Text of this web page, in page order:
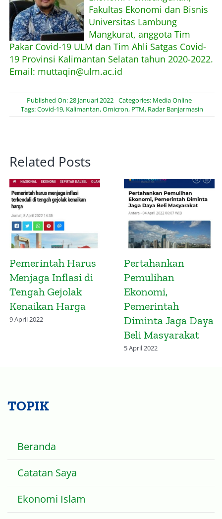
Fakultas Ekonomi dan Bisnis
Universitas Lambung
Mangkurat, anggota Tim
Pakar Covid-19 ULM dan Tim Ahli Satgas Covid-
19 Provinsi Kalimantan Selatan tahun 2020-2022.
Email: muttaqin@ulm.ac.id
Published On: 28 Januari 2022 Categories: Media Online
Tags:Covid-19, Kalimantan,Omicron, PTM, Radar Banjarmasin
Related Posts
Presidensi G20
Indonesia
Diharapkan Atasi
Ketimpangan
Vaksinasi Global
Pemerintah Wajib
Efisiensi Belanja
Negara di Tengah
Ancaman Resesi
14 November 2022
Catatan Saya
Ekonomi Islam
Ekonomi dan Pembangunan